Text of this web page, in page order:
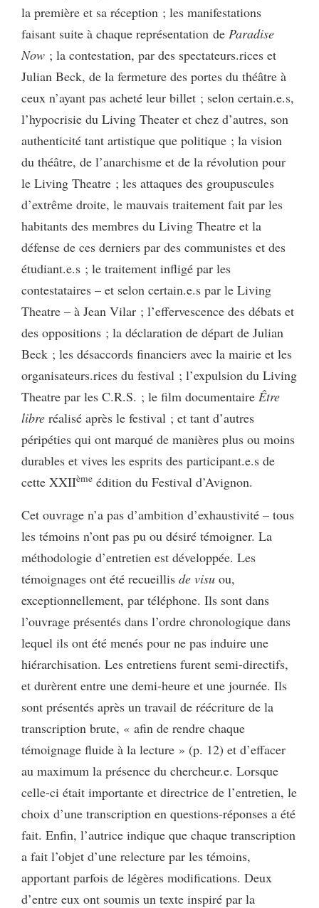
la première et sa réception ; les manifestations
faisant suite à chaque représentation de Paradise
Now ; la contestation, par des spectateurs.rices et
Julian Beck, de la fermeture des portes du théâtre à
ceux n’ayant pas acheté leur billet ; selon certain.e.s,
l’hypocrisie du Living Theater et chez d’autres, son
authenticité tant artistique que politique ; la vision
du théâtre, de l’anarchisme et de la révolution pour
le Living Theatre ; les attaques des groupuscules
d’extrême droite, le mauvais traitement fait par les
habitants des membres du Living Theatre et la
défense de ces derniers par des communistes et des
étudiant.e.s ; le traitement infligé par les
contestataires – et selon certain.e.s par le Living
Theatre – à Jean Vilar ; l’effervescence des débats et
des oppositions ; la déclaration de départ de Julian
Beck ; les désaccords financiers avec la mairie et les
organisateurs.rices du festival ; l’expulsion du Living
Theatre par les C.R.S. ; le film documentaire Être
libre réalisé après le festival ; et tant d’autres
péripéties qui ont marqué de manières plus ou moins
durables et vives les esprits des participant.e.s de
cette XXIIème édition du Festival d’Avignon.
Cet ouvrage n’a pas d’ambition d’exhaustivité – tous
les témoins n’ont pas pu ou désiré témoigner. La
méthodologie d’entretien est développée. Les
témoignages ont été recueillis de visu ou,
exceptionnellement, par téléphone. Ils sont dans
l’ouvrage présentés dans l’ordre chronologique dans
lequel ils ont été menés pour ne pas induire une
hiérarchisation. Les entretiens furent semi-directifs,
et durèrent entre une demi-heure et une journée. Ils
sont présentés après un travail de réécriture de la
transcription brute, « afin de rendre chaque
témoignage fluide à la lecture » (p. 12) et d’effacer
au maximum la présence du chercheur.e. Lorsque
celle-ci était importante et directrice de l’entretien, le
choix d’une transcription en questions-réponses a été
fait. Enfin, l’autrice indique que chaque transcription
a fait l’objet d’une relecture par les témoins,
apportant parfois de légères modifications. Deux
d’entre eux ont soumis un texte inspiré par la